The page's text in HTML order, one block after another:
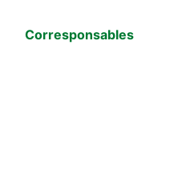
Corresponsables